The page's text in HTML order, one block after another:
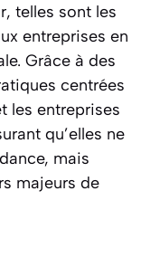
telles sont les
entreprises en
Grâce à des
centrées
les entreprises
qu’elles ne
mais
majeurs de